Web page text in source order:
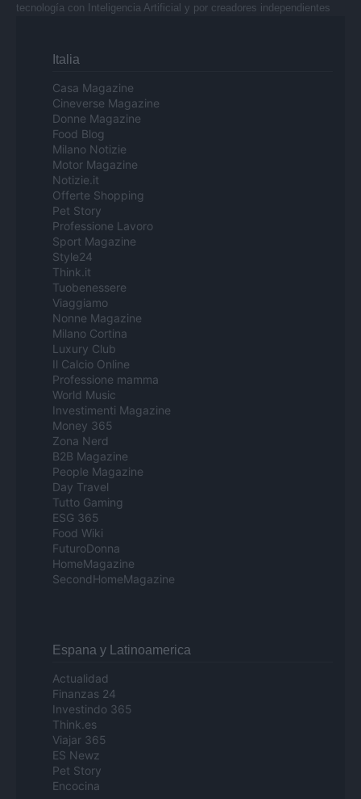
tecnología con Inteligencia Artificial y por creadores independientes
Italia
Casa Magazine
Cineverse Magazine
Donne Magazine
Food Blog
Milano Notizie
Motor Magazine
Notizie.it
Offerte Shopping
Pet Story
Professione Lavoro
Sport Magazine
Style24
Think.it
Tuobenessere
Viaggiamo
Nonne Magazine
Milano Cortina
Luxury Club
Il Calcio Online
Professione mamma
World Music
Investimenti Magazine
Money 365
Zona Nerd
B2B Magazine
People Magazine
Day Travel
Tutto Gaming
ESG 365
Food Wiki
FuturoDonna
HomeMagazine
SecondHomeMagazine
Espana y Latinoamerica
Actualidad
Finanzas 24
Investindo 365
Think.es
Viajar 365
ES Newz
Pet Story
Encocina